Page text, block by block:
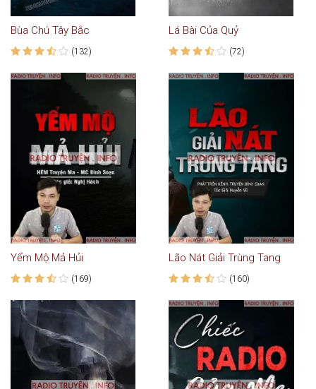
Bùa Chú Tây Bắc
(132)
Lá Bài Của Quỷ
(72)
Yểm Mộ Mả Hủi
(169)
Lão Nát Giải Trùng Tang
(160)